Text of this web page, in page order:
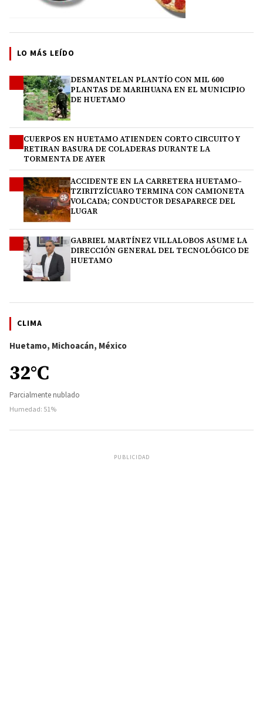
LO MÁS LEÍDO
DESMANTELAN PLANTÍO CON MIL 600
PLANTAS DE MARIHUANA EN EL MUNICIPIO
DE HUETAMO
CUERPOS EN HUETAMO ATIENDEN CORTO CIRCUITO Y
RETIRAN BASURA DE COLADERAS DURANTE LA
TORMENTA DE AYER
ACCIDENTE EN LA CARRETERA HUETAMO–
TZIRITZÍCUARO TERMINA CON CAMIONETA
VOLCADA; CONDUCTOR DESAPARECE DEL
LUGAR
GABRIEL MARTÍNEZ VILLALOBOS ASUME LA
DIRECCIÓN GENERAL DEL TECNOLÓGICO DE
HUETAMO
CLIMA
Huetamo, Michoacán, México
32°C
Parcialmente nublado
Humedad: 51%
PUBLICIDAD